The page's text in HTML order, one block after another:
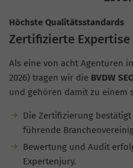
Höchste Qualitätsstandards
Zertifizierte Expertise
Als eine von acht Agenturen
2026) tragen wir die BVDW
und gehören damit zu einem
Die Zertifizierung
führende
Bewertung und Audit
Expertenjury.